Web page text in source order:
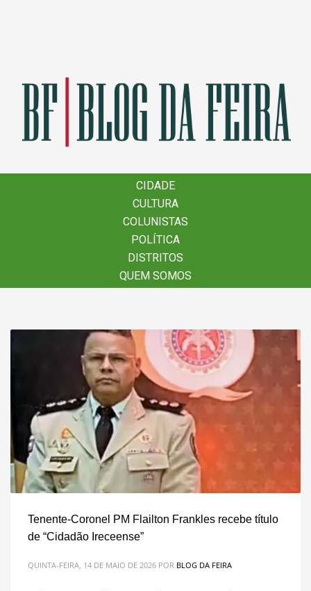
CIDADE
CULTURA
COLUNISTAS
POLÍTICA
DISTRITOS
QUEM SOMOS
CIDADE
CULTURA
COLUNISTAS
POLÍTICA
DISTRITOS
QUEM SOMOS
Tenente-Coronel PM Flailton Frankles recebe título
de “Cidadão Ireceense”
QUINTA-FEIRA, 14 DE MAIO DE 2026 POR BLOG DA FEIRA